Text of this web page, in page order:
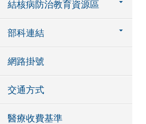
結核病防治教育資源區
部科連結
網路掛號
交通方式
醫療收費基準